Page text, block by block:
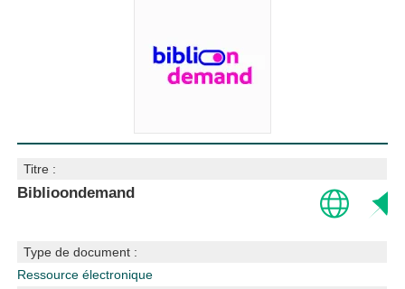
Titre :
Biblioondemand
Type de document :
Ressource électronique